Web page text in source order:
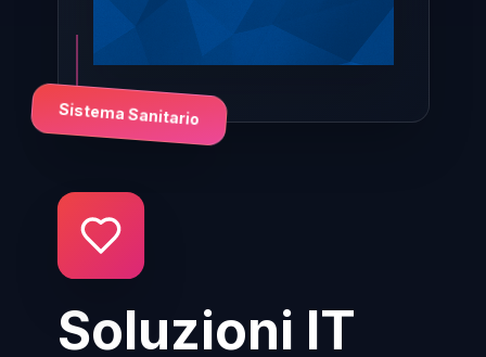
Soluzioni IT
Sistema Sanitario